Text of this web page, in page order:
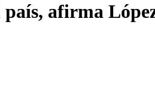
país, afirma